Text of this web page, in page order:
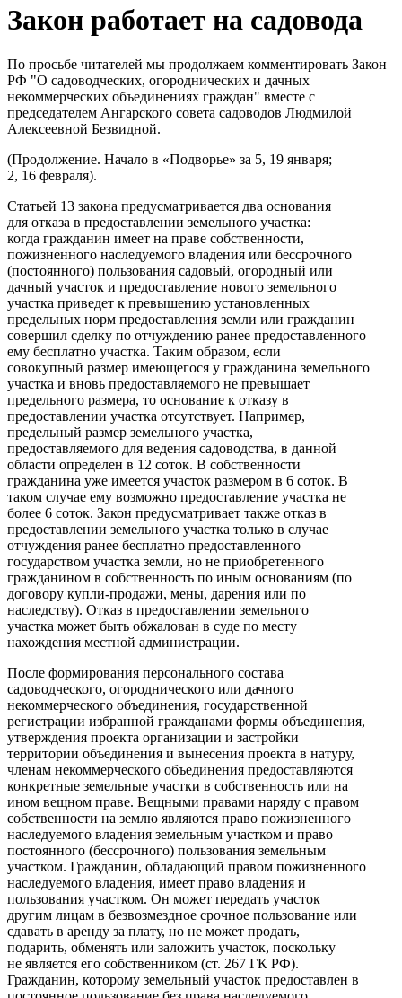
Закон работает на садовода
По просьбе читателей мы продолжаем комментировать Закон
РФ "О садоводческих, огороднических и дачных
некоммерческих объединениях граждан" вместе с
председателем Ангарского совета садоводов Людмилой
Алексеевной Безвидной.
(Продолжение. Начало в «Подворье» за 5, 19 января;
2, 16 февраля).
Статьей 13 закона предусматривается два основания
для отказа в предоставлении земельного участка:
когда гражданин имеет на праве собственности,
пожизненного наследуемого владения или бессрочного
(постоянного) пользования садовый, огородный или
дачный участок и предоставление нового земельного
участка приведет к превышению установленных
предельных норм предоставления земли или гражданин
совершил сделку по отчуждению ранее предоставленного
ему бесплатно участка. Таким образом, если
совокупный размер имеющегося у гражданина земельного
участка и вновь предоставляемого не превышает
предельного размера, то основание к отказу в
предоставлении участка отсутствует. Например,
предельный размер земельного участка,
предоставляемого для ведения садоводства, в данной
области определен в 12 соток. В собственности
гражданина уже имеется участок размером в 6 соток. В
таком случае ему возможно предоставление участка не
более 6 соток. Закон предусматривает также отказ в
предоставлении земельного участка только в случае
отчуждения ранее бесплатно предоставленного
государством участка земли, но не приобретенного
гражданином в собственность по иным основаниям (по
договору купли-продажи, мены, дарения или по
наследству). Отказ в предоставлении земельного
участка может быть обжалован в суде по месту
нахождения местной администрации.
После формирования персонального состава
садоводческого, огороднического или дачного
некоммерческого объединения, государственной
регистрации избранной гражданами формы объединения,
утверждения проекта организации и застройки
территории объединения и вынесения проекта в натуру,
членам некоммерческого объединения предоставляются
конкретные земельные участки в собственность или на
ином вещном праве. Вещными правами наряду с правом
собственности на землю являются право пожизненного
наследуемого владения земельным участком и право
постоянного (бессрочного) пользования земельным
участком. Гражданин, обладающий правом пожизненного
наследуемого владения, имеет право владения и
пользования участком. Он может передать участок
другим лицам в безвозмездное срочное пользование или
сдавать в аренду за плату, но не может продать,
подарить, обменять или заложить участок, поскольку
не является его собственником (ст. 267 ГК РФ).
Гражданин, которому земельный участок предоставлен в